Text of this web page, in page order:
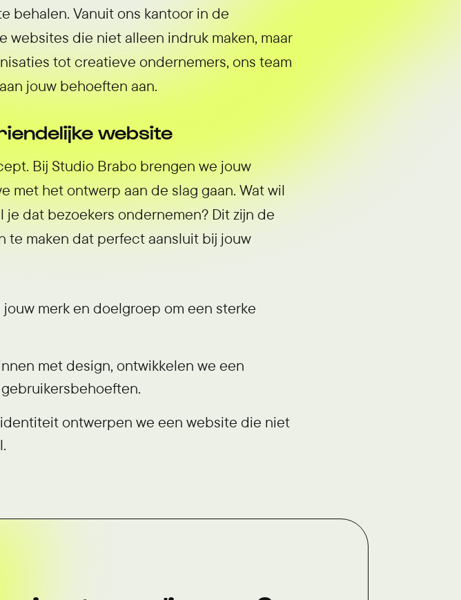
behalen. Vanuit ons kantoor in de
die niet alleen indruk maken, maar
tot creatieve ondernemers, ons team
jouw behoeften aan.
website
Bij Studio Brabo brengen we jouw
het ontwerp aan de slag gaan. Wat wil
dat bezoekers ondernemen? Dit zijn de
te maken dat perfect aansluit bij jouw
merk en doelgroep om een sterke
met design, ontwikkelen we een
ontwerpen we een website die niet